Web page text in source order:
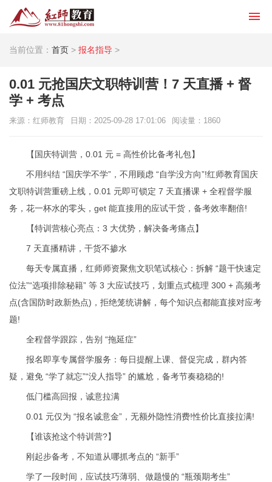
当前位置： 首页 > 报名指导 >
0.01 元抢国庆文职特训营！7 天直播 + 督
学 + 考点
来源：红师教育 日期：2025-09-28 17:01:06 阅读量： 1860
【国庆特训营，0.01 元 = 高性价比备考礼包】
不用纠结 “国庆学不学”，不用顾虑 “自学没方向”!红师教育国庆
文职特训营重磅上线，0.01 元即可锁定 7 天直播课 + 全程督学服
务，花一杯水的零头，get 能直接用的应试干货，备考效率翻倍!
【特训营核心亮点：3 大优势，解决备考痛点】
7 天直播精讲，干货不掺水
每天专属直播，红师师资聚焦文职笔试核心：拆解 “题干快速定
位法”“选项排除秘籍” 等 3 大应试技巧，划重点式梳理 300 + 高频考
点(含国防时政新热点)，拒绝笼统讲解，每个知识点都能直接对应考
题!
全程督学跟踪，告别 “拖延症”
报名即享专属督学服务：每日提醒上课、督促完成，群内答
疑，避免 “学了就忘”“没人指导” 的尴尬，备考节奏稳稳的!
低门槛高回报，诚意拉满
0.01 元仅为 “报名诚意金”，无额外隐性消费!性价比直接拉满!
【谁该抢这个特训营?】
刚起步备考，不知道从哪抓考点的 “新手”
学了一段时间，应试技巧薄弱、做题慢的 “瓶颈期考生”